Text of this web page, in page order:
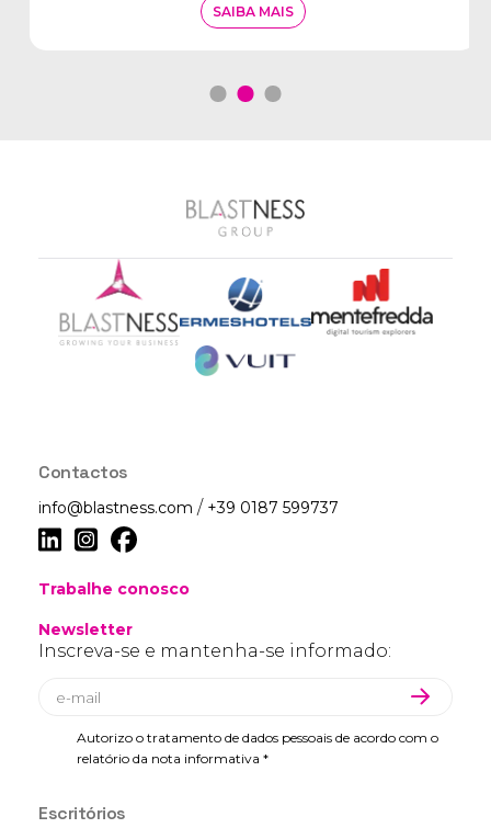
SAIBA MAIS
Let's grow together
Contactos
info@blastness.com / +39 0187 599737
Trabalhe conosco
Newsletter
Inscreva-se e mantenha-se informado:
Autorizo o tratamento de dados pessoais de acordo com o
relatório da nota informativa *
Escritórios